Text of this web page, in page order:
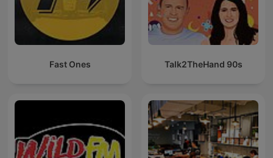
Fast Ones Talk2TheHand 90s